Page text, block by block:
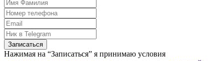
Записаться
Нажимая на “Записаться” я принимаю условия